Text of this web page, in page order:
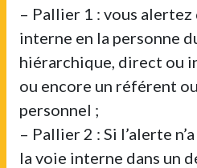
– Pallier 1 : vous
interne en la personne
hiérarchique, direct ou
ou encore un référent
personnel ;
– Pallier 2 : Si l’alerte
la voie interne dans un